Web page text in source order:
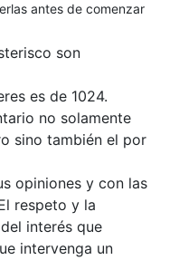
antes de comenzar
son
es de 1024.
no solamente
sino también el por
opiniones y con las
respeto y la
interés que
intervenga un